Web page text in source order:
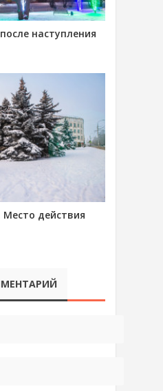
наступления
действия